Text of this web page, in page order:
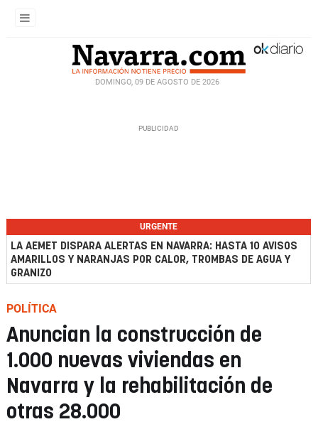
DOMINGO, 09 DE AGOSTO DE 2026
URGENTE
LA AEMET DISPARA ALERTAS EN NAVARRA: HASTA 10 AVISOS
AMARILLOS Y NARANJAS POR CALOR, TROMBAS DE AGUA Y
GRANIZO
POLÍTICA
Anuncian la construcción de
1.000 nuevas viviendas en
Navarra y la rehabilitación de
otras 28.000